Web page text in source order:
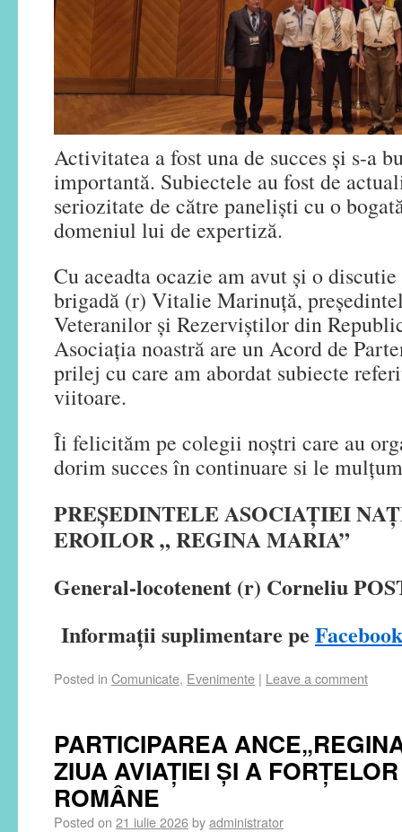
Activitatea a fost una de succes și s-a
importantă. Subiectele au fost de
seriozitate de către paneliști cu o
domeniul lui de expertiză.
Cu aceadta ocazie am avut și o
brigadă (r) Vitalie Marinuță,
Veteranilor și Rezerviștilor din
Asociația noastră are un Acord de
prilej cu care am abordat subiecte
viitoare.
Îi felicităm pe colegii noștri care au
dorim succes în continuare si le
PREȘEDINTELE ASOCIAȚIEI
EROILOR „ REGINA MARIA”
General-locotenent (r) Corneliu
Informații suplimentare pe
Posted in Comunicate, Evenimente | Leave a comment
PARTICIPAREA
ZIUA AVIAȚIEI ȘI A
ROMÂNE
Posted on 21 iulie 2026byadministrator